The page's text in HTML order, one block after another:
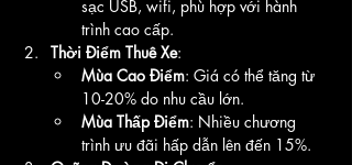
sạc USB, wifi, phù hợp với hành
trình cao cấp.
Thời Điểm Thuê Xe:
Mùa Cao Điểm: Giá có thể tăng từ
10-20% do nhu cầu lớn.
Mùa Thấp Điểm: Nhiều chương
trình ưu đãi hấp dẫn lên đến 15%.